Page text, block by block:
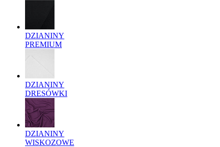
DZIANINY
PREMIUM
DZIANINY
DRESÓWKI
DZIANINY
WISKOZOWE